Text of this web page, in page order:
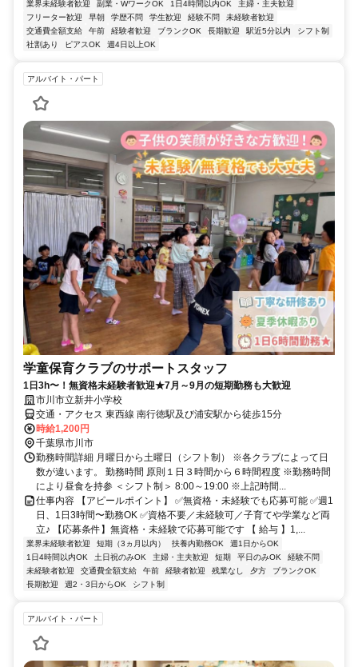
業界未経験者歓迎 副業・WワークOK 1日4時間以内OK
主婦・主夫歓迎
フリーター歓迎
早朝 学歴不問 学生歓迎 経験不問
未経験者歓迎
交通費全額支給
午前 経験者歓迎 ブランクOK 長期歓迎 駅近5分以内
シフト制
社割あり
ピアスOK 週4日以上OK
アルバイト・パート
学童保育クラブのサポートスタッフ
1日3h〜！無資格未経験者歓迎★7月～9月の短期勤務も大歓迎
市川市立新井小学校
交通・アクセス 東西線 南行徳駅及び浦安駅から徒歩15分
時給1,200円
千葉県市川市
勤務時間詳細 月曜日から土曜日（シフト制） ※各クラブによって日
数が違います。 勤務時間 原則１日３時間から６時間程度 ※勤務時間
により昼食を持参 ＜シフト制＞ 8:00～19:00 ※上記時間...
仕事内容 【アピールポイント】 ✅無資格・未経験でも応募可能 ✅週1
日、1日3時間〜勤務OK ✅資格不要／未経験可／子育てや学業など両
立♪ 【応募条件】無資格・未経験で応募可能です 【 給与 】1,...
業界未経験者歓迎 短期（3ヵ月以内） 扶養内勤務OK
週1日からOK
1日4時間以内OK
土日祝のみOK 主婦・主夫歓迎 短期 平日のみOK
経験不問
未経験者歓迎
交通費全額支給 午前 経験者歓迎 残業なし 夕方
ブランクOK
長期歓迎
週2・3日からOK シフト制
アルバイト・パート